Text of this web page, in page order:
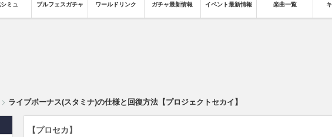
ミュ ブルフェスガチャ ワールドリンク ガチャ最新情報 イベント最新情報 楽曲一覧
ライブボーナス(スタミナ)の仕様と回復方法【プロジェクトセカイ】
【プロセカ】